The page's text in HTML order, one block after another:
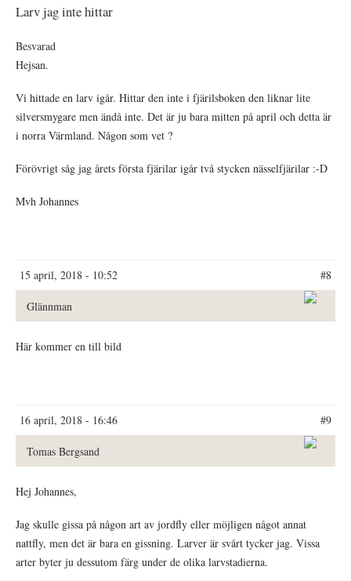
Larv jag inte hittar
Besvarad
Hejsan.
Vi hittade en larv igår. Hittar den inte i fjärilsboken den liknar lite
silversmygare men ändå inte. Det är ju bara mitten på april och detta är
i norra Värmland. Någon som vet ?
Förövrigt såg jag årets första fjärilar igår två stycken nässelfjärilar :-D
Mvh Johannes
15 april, 2018 - 10:52 #8
Glännman
Här kommer en till bild
16 april, 2018 - 16:46 #9
Tomas Bergsand
Hej Johannes,
Jag skulle gissa på någon art av jordfly eller möjligen något annat
nattfly, men det är bara en gissning. Larver är svårt tycker jag. Vissa
arter byter ju dessutom färg under de olika larvstadierna.